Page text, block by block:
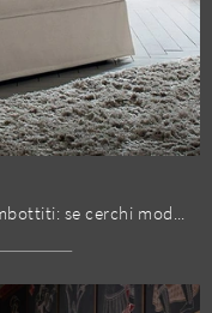
Clicca e ottieni informazioni sui Letti imbottiti: se cerchi modelli matrimoniali classici, il modello Adrian Felis fa al caso tuo.